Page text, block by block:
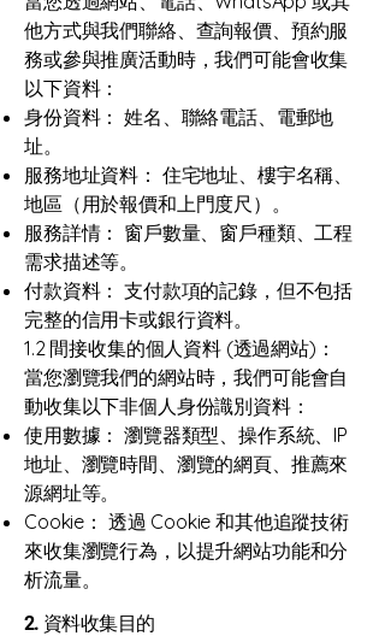
他方式與我們聯絡、查詢報價、預約服
務或參與推廣活動時，我們可能會收集
以下資料：
身份資料： 姓名、聯絡電話、電郵地
址。
服務地址資料： 住宅地址、樓宇名稱、
地區（用於報價和上門度尺）。
服務詳情： 窗戶數量、窗戶種類、工程
需求描述等。
付款資料： 支付款項的記錄，但不包括
完整的信用卡或銀行資料。
1.2 間接收集的個人資料 (透過網站)：
當您瀏覽我們的網站時，我們可能會自
動收集以下非個人身份識別資料：
使用數據： 瀏覽器類型、操作系統、IP
地址、瀏覽時間、瀏覽的網頁、推薦來
源網址等。
Cookie： 透過 Cookie 和其他追蹤技術
來收集瀏覽行為，以提升網站功能和分
析流量。
2. 資料收集目的